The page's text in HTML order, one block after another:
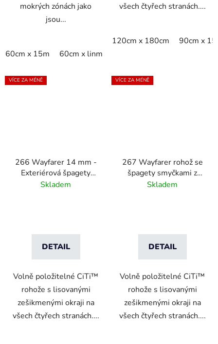
mokrých zónách jako
jsou...
60cm x 15m 60cm x linm
všech čtyřech stranách....
120cm x 180cm 90cm x
VÍCE ZA MÉNĚ
266 Wayfarer 14 mm -
Exteriérová špagety
rohož bez podkladu -
Skladem
DETAIL
Volně položitelné CiTi™
rohože s lisovanými
zešikmenými okraji na
všech čtyřech stranách....
VÍCE ZA MÉNĚ
267 Wayfarer rohož se
špagety smyčkami z
hrubého vinylu - 16mm
Skladem
DETAIL
Volně položitelné CiTi™
rohože s lisovanými
zešikmenými okraji na
všech čtyřech stranách....